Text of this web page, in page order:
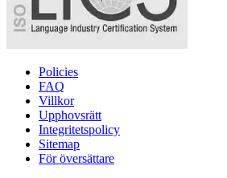
Policies
FAQ
Villkor
Upphovsrätt
Integritetspolicy
Sitemap
För översättare